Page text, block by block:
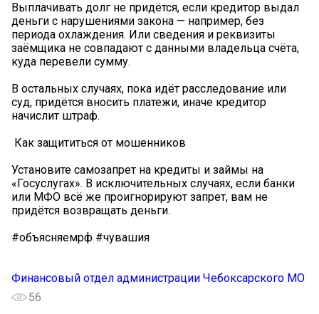
Выплачивать долг не придётся, если кредитор выдал
деньги с нарушениями закона — например, без
периода охлаждения. Или сведения и реквизиты
заёмщика не совпадают с данными владельца счёта,
куда перевели сумму.
В остальных случаях, пока идёт расследование или
суд, придётся вносить платежи, иначе кредитор
начислит штраф.
️ Как защититься от мошенников
Установите самозапрет на кредиты и займы на
«Госуслугах». В исключительных случаях, если банки
или МФО всё же проигнорируют запрет, вам не
придётся возвращать деньги.
#объясняемрф #чувашия
Финансовый отдел администрации Чебоксарского МО
56